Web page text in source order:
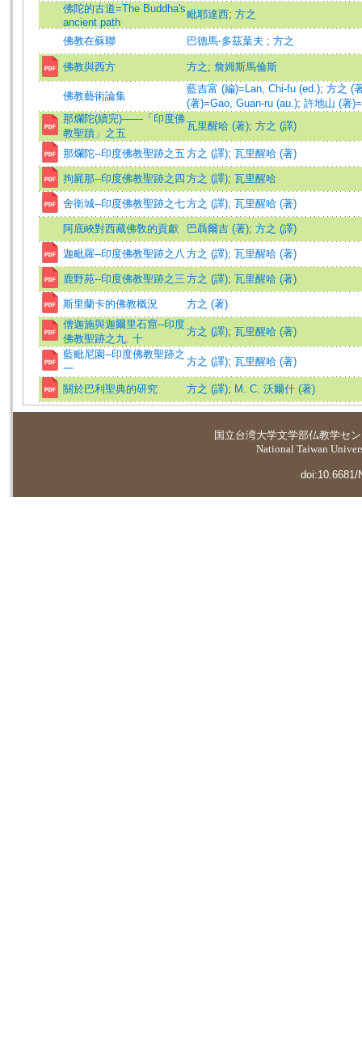
佛陀的古道=The Buddha's
ancient path
毗耶達西; 方之
佛教在蘇聯 巴德馬‧多茲葉夫 ; 方之
佛教與西方 方之 ; 詹姆斯馬倫斯
佛教藝術論集
藍吉富 (編)=Lan, Chi-fu (ed.); 方之 (
(著)=Gao, Guan-ru (au.); 許地山 (著
那爛陀(續完)——「印度佛
教聖蹟」之五
瓦里醒哈 (著); 方之 (譯)
那爛陀--印度佛教聖跡之五 方之 (譯); 瓦里醒哈 (著)
拘屍那--印度佛教聖跡之四 方之 (譯); 瓦里醒哈
舍衛城--印度佛教聖跡之七方之 (譯); 瓦里醒哈 (著)
阿底峽對西藏佛敎的貢獻 巴聶爾吉 (著); 方之 (譯)
迦毗羅--印度佛教聖跡之八 方之 (譯); 瓦里醒哈 (著)
鹿野苑--印度佛教聖跡之三 方之 (譯); 瓦里醒哈 (著)
斯里蘭卡的佛教概況
方之 (著)
僧迦施與迦爾里石窟--印度
佛教聖跡之九. 十
方之 (譯); 瓦里醒哈 (著)
藍毗尼園--印度佛教聖跡之
一
方之 (譯); 瓦里醒哈 (著)
關於巴利聖典的研究 方之 (譯); M. C. 沃爾什 (著)
国立台湾大学文学部仏教学セ
National Taiwan
doi:10.6681/